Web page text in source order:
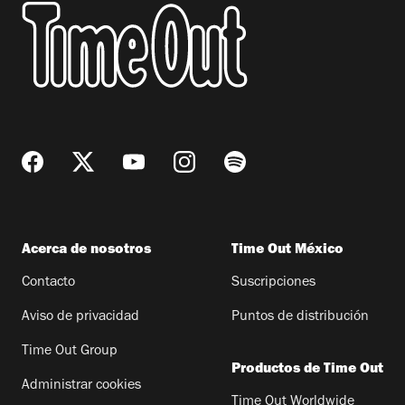
Acerca de nosotros
Contacto
Aviso de privacidad
Time Out Group
Administrar cookies
Time Out México
Suscripciones
Puntos de distribución
Productos de Time Out
Time Out Worldwide